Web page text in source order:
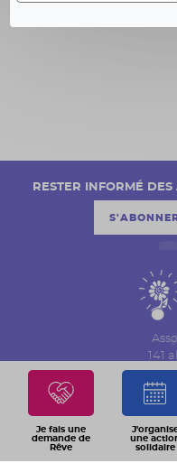
Je fais une
demande de
Rêve
une
solidaire
141
CS
69651
04
RESTER INFORMÉ